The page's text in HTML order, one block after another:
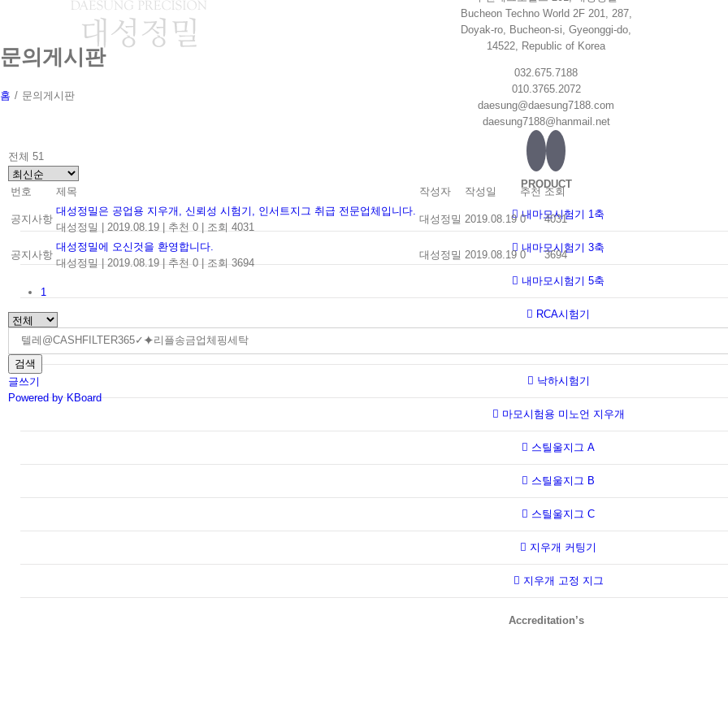
문의게시판
홈 / 문의게시판
전체 51
번호 제목 작성자 작성일 추천 조회
공지사항
대성정밀은 공업용 지우개, 신뢰성 시험기, 인서트지그 취급 전문업체입니다.
대성정밀
2019.08.19 추천 0 조회 4031
대성정밀 2019.08.19 0 4031
공지사항
대성정밀에 오신것을 환영합니다.
대성정밀 | 2019.08.19 | 추천 0 | 조회 3694
대성정밀 2019.08.19 0 3694
1
검색
글쓰기
Powered by KBoard
Bucheon Techno World 2F 201, 287,
Doyak-ro, Bucheon-si, Gyeonggi-do,
14522, Republic of Korea
032.675.7188
010.3765.2072
daesung@daesung7188.com
daesung7188@hanmail.net
PRODUCT
내마모시험기 1축
내마모시험기 3축
내마모시험기 5축
RCA시험기
낙하시험기
마모시험용 미노언 지우개
스틸울지그 A
스틸울지그 B
스틸울지그 C
지우개 커팅기
지우개 고정 지그
Accreditation’s